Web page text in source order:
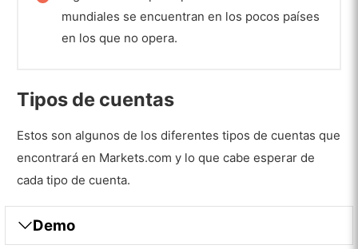
mundiales se encuentran en los pocos países
en los que no opera.​
Tipos de cuentas
Estos son algunos de los diferentes tipos de cuentas que
encontrará en Markets.com y lo que cabe esperar de
cada tipo de cuenta.
Demo